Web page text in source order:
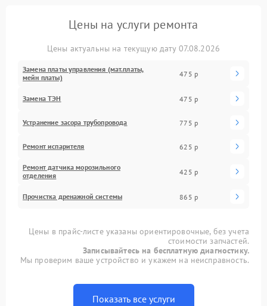
Цены на услуги ремонта
Цены актуальны на текущую дату 07.08.2026
Замена платы управления (мат.платы,
мейн платы)
475 р
Замена ТЭН 475 р
Устранение засора трубопровода 775 р
Ремонт испарителя 625 р
Ремонт датчика морозильного
отделения
425 р
Прочистка дренажной системы 865 р
Цены в прайс-листе указаны ориентировочные, без учета
стоимости запчастей.
Записывайтесь на бесплатную диагностику.
Мы проверим ваше устройство и укажем на неисправность.
Показать все услуги